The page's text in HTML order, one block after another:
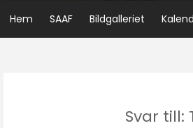
Hem SAAF Bildgalleriet
Svar till: